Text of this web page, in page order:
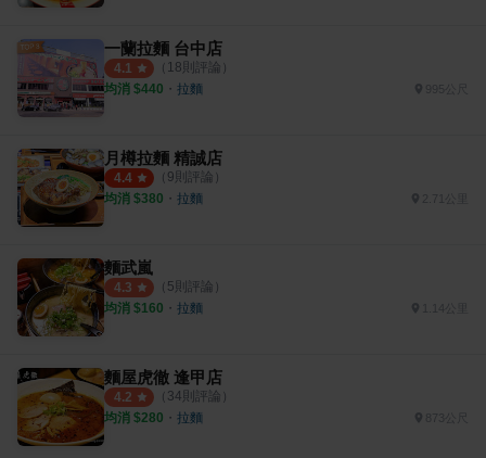
一蘭拉麵 台中店
4.1 （ 18則評論）
均消 $440 ・ 拉麵 995公尺
月樽拉麵 精誠店
4.4 （ 9則評論）
均消 $380 ・ 拉麵
麵武嵐
4.3 （ 5則評論）
均消 $160 ・ 拉麵 1.14公里
麵屋虎徹 逢甲店
4.2 （ 34則評論）
均消 $280 ・ 拉麵